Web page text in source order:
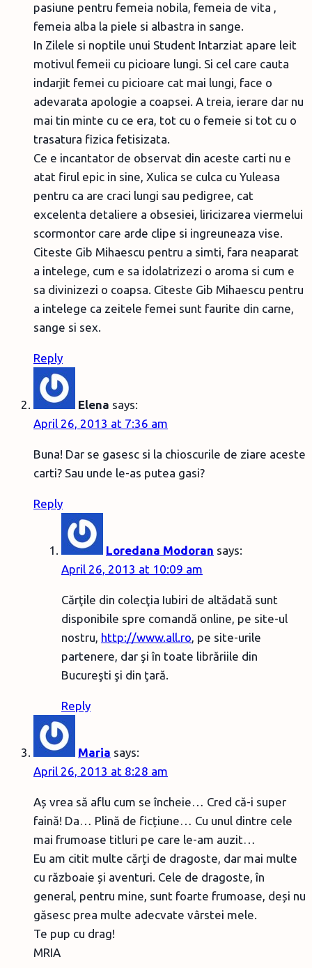
pasiune pentru femeia nobila, femeia de vita ,
femeia alba la piele si albastra in sange.
In Zilele si noptile unui Student Intarziat apare leit
motivul femeii cu picioare lungi. Si cel care cauta
indarjit femei cu picioare cat mai lungi, face o
adevarata apologie a coapsei. A treia, ierare dar nu
mai tin minte cu ce era, tot cu o femeie si tot cu o
trasatura fizica fetisizata.
Ce e incantator de observat din aceste carti nu e
atat firul epic in sine, Xulica se culca cu Yuleasa
pentru ca are craci lungi sau pedigree, cat
excelenta detaliere a obsesiei, liricizarea viermelui
scormontor care arde clipe si ingreuneaza vise.
Citeste Gib Mihaescu pentru a simti, fara neaparat
a intelege, cum e sa idolatrizezi o aroma si cum e
sa divinizezi o coapsa. Citeste Gib Mihaescu pentru
a intelege ca zeitele femei sunt faurite din carne,
sange si sex.
Reply
Elena says:
April 26, 2013 at 7:36 am
Buna! Dar se gasesc si la chioscurile de ziare aceste
carti? Sau unde le-as putea gasi?
Reply
Loredana Modoran says:
April 26, 2013 at 10:09 am
Cărţile din colecţia Iubiri de altădată sunt
disponibile spre comandă online, pe site-ul
nostru, http://www.all.ro, pe site-urile
partenere, dar şi în toate librăriile din
Bucureşti şi din ţară.
Reply
Maria says:
April 26, 2013 at 8:28 am
Aș vrea să aflu cum se încheie… Cred că-i super
faină! Da… Plină de ficțiune… Cu unul dintre cele
mai frumoase titluri pe care le-am auzit…
Eu am citit multe cărți de dragoste, dar mai multe
cu războaie și aventuri. Cele de dragoste, în
general, pentru mine, sunt foarte frumoase, deși nu
găsesc prea multe adecvate vârstei mele.
Te pup cu drag!
MRIA